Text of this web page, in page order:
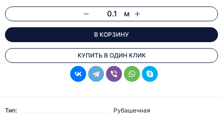
м
В КОРЗИНУ
КУПИТЬ В ОДИН КЛИК
Тип:
Рубашечная